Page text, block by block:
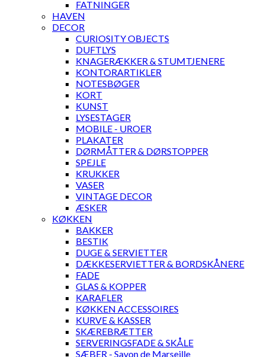
FATNINGER
HAVEN
DECOR
CURIOSITY OBJECTS
DUFTLYS
KNAGERÆKKER & STUMTJENERE
KONTORARTIKLER
NOTESBØGER
KORT
KUNST
LYSESTAGER
MOBILE - UROER
PLAKATER
DØRMÅTTER & DØRSTOPPER
SPEJLE
KRUKKER
VASER
VINTAGE DECOR
ÆSKER
KØKKEN
BAKKER
BESTIK
DUGE & SERVIETTER
DÆKKESERVIETTER & BORDSKÅNERE
FADE
GLAS & KOPPER
KARAFLER
KØKKEN ACCESSOIRES
KURVE & KASSER
SKÆREBRÆTTER
SERVERINGSFADE & SKÅLE
SÆBER - Savon de Marseille